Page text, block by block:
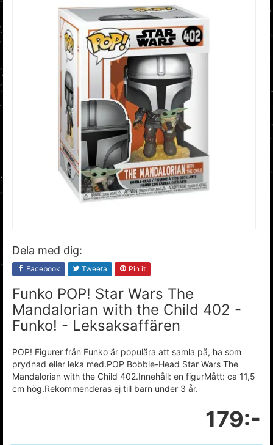
Dela med dig:
Facebook Tweeta Pin it
Funko POP! Star Wars The
Mandalorian with the Child 402 -
Funko! - Leksaksaffären
POP! Figurer från Funko är populära att samla på, ha som
prydnad eller leka med.POP Bobble-Head Star Wars The
Mandalorian with the Child 402.Innehåll: en figurMått: ca 11,5
cm hög.Rekommenderas ej till barn under 3 år.
179:-